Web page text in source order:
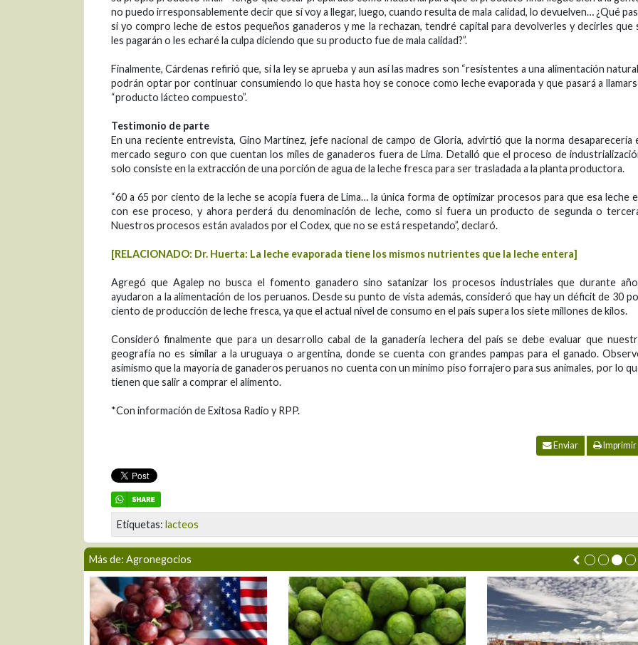
no puedo irresponsablemente decir que sí voy a llegar, luego, cuando resulta de mala calidad, lo devuelven… ¿Qué
si yo compro leche de estos pequeños ganaderos y me la rechazan, tendré capital para devolverles y decirles que
les pagarán o les echaré la culpa diciendo que su producto fue de mala calidad?”.
Finalmente, Cárdenas refirió que, si la ley se aprueba y aun así las madres son “resistentes a una alimentación
podrán optar por continuar consumiendo lo que hasta hoy se conoce como leche evaporada y que pasará a
“producto lácteo compuesto”.
Testimonio de parte
En una reciente entrevista, Gino Martínez, jefe nacional de campo de Gloria, advirtió que la norma desaparecería
mercado seguro con que cuentan los miles de ganaderos fuera de Lima. Detalló que el proceso de
solo consiste en la extracción de una porción de agua de la leche fresca para ser trasladada a la planta productora.
“60 a 65 por ciento de la leche se acopia fuera de Lima… la única forma de optimizar procesos para que esa leche
con ese proceso, y ahora perderá du denominación de leche, como si fuera un producto de segunda o
Nuestros procesos están avalados por el Codex, que no se está respetando”, declaró.
[RELACIONADO: Dr. Huerta: La leche evaporada tiene los mismos nutrientes que la leche entera]
Agregó que Agalep no busca el fomento ganadero sino satanizar los procesos industriales que durante
ayudaron a la alimentación de los peruanos. Desde su punto de vista además, consideró que hay un déficit de 30
ciento de producción de leche fresca, ya que el actual nivel de consumo en el país supera los siete millones de kilos.
Consideró finalmente que para un desarrollo cabal de la ganadería lechera del país se debe evaluar que
geografía no es similar a la uruguaya o argentina, donde se cuenta con grandes pampas para el ganado.
asimismo que la mayoría de ganaderos peruanos no cuenta con un mínimo piso forrajero para sus animales, por lo
tienen que salir a comprar el alimento.
*Con información de Exitosa Radio y RPP.
Enviar Imprimir
Etiquetas: lacteos
Más de: Agronegocios